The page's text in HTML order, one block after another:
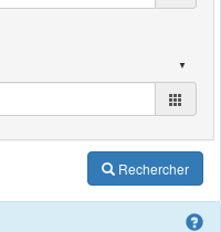
Rechercher